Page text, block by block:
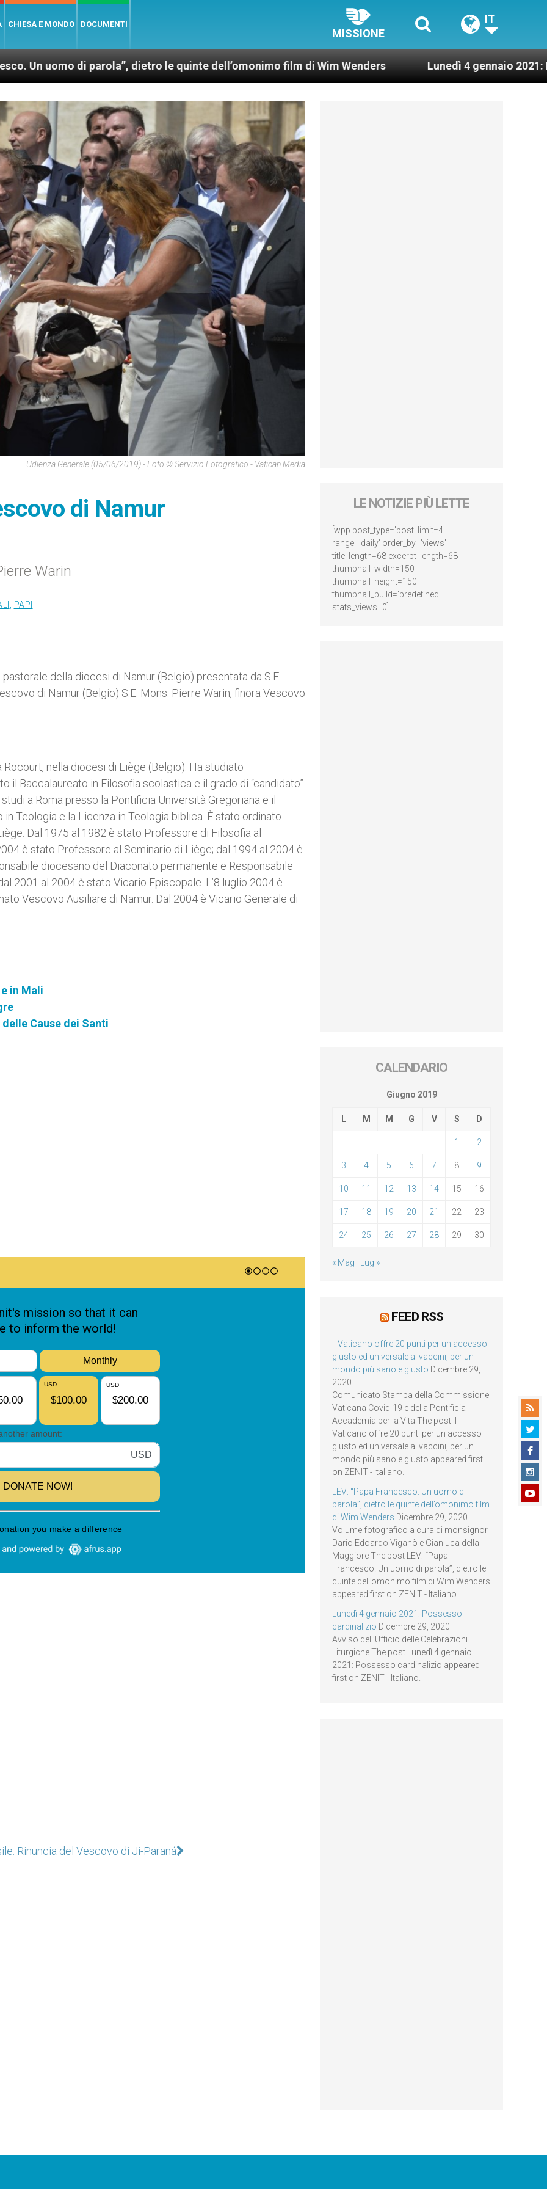
CHIESA E MONDO DOCUMENTI
MISSIONE
IT
di parola”, dietro le quinte dell’omonimo film di Wim Wenders Lunedì 4 gennaio 2021: Possesso
Udienza Generale (05/06/2019) - Foto © Servizio Fotografico - Vatican Media
di Namur
Warin
, PAPI
della diocesi di Namur (Belgio) presentata da S.E.
di Namur (Belgio) S.E. Mons. Pierre Warin, finora Vescovo
nella diocesi di Liège (Belgio). Ha studiato
il Baccalaureato in Filosofia scolastica e il grado di “candidato”
a Roma presso la Pontificia Università Gregoriana e il
Teologia e la Licenza in Teologia biblica. È stato ordinato
Dal 1975 al 1982 è stato Professore di Filosofia al
è stato Professore al Seminario di Liège; dal 1994 al 2004 è
diocesano del Diaconato permanente e Responsabile
2001 al 2004 è stato Vicario Episcopale. L’8 luglio 2004 è
Vescovo Ausiliare di Namur. Dal 2004 è Vicario Generale di
in Mali
Cause dei Santi
Rinuncia del Vescovo di Ji-Paraná
LE NOTIZIE PIÙ LETTE
[wpp post_type='post' limit=4
range='daily' order_by='views'
title_length=68 excerpt_length=68
thumbnail_width=150
thumbnail_height=150
thumbnail_build='predefined'
stats_views=0]
CALENDARIO
Giugno 2019
L M M G V S D
1 2
3 4 5 6 7 8 9
10 11 12 13 14 15 16
17 18 19 20 21 22 23
24 25 26 27 28 29 30
« Mag Lug »
FEED RSS
Il Vaticano offre 20 punti per un accesso
giusto ed universale ai vaccini, per un
mondo più sano e giusto Dicembre 29,
2020
Comunicato Stampa della Commissione
Vaticana Covid-19 e della Pontificia
Accademia per la Vita The post Il
Vaticano offre 20 punti per un accesso
giusto ed universale ai vaccini, per un
mondo più sano e giusto appeared first
on ZENIT - Italiano.
LEV: “Papa Francesco. Un uomo di
parola”, dietro le quinte dell’omonimo film
di Wim Wenders Dicembre 29, 2020
Volume fotografico a cura di monsignor
Dario Edoardo Viganò e Gianluca della
Maggiore The post LEV: “Papa
Francesco. Un uomo di parola”, dietro le
quinte dell’omonimo film di Wim Wenders
appeared first on ZENIT - Italiano.
Lunedì 4 gennaio 2021: Possesso
cardinalizio Dicembre 29, 2020
Avviso dell’Ufficio delle Celebrazioni
Liturgiche The post Lunedì 4 gennaio
2021: Possesso cardinalizio appeared
first on ZENIT - Italiano.